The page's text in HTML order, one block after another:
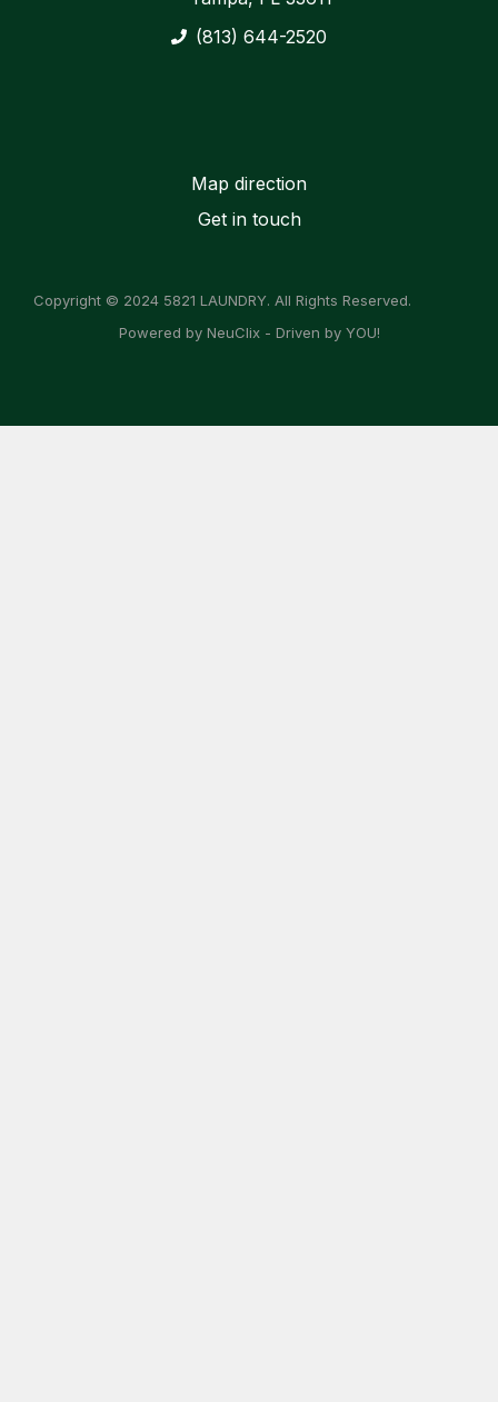
(813) 644-2520
Map direction
Get in touch
Copyright © 2024 5821 LAUNDRY. All Rights Reserved.
Powered by NeuClix - Driven by YOU!